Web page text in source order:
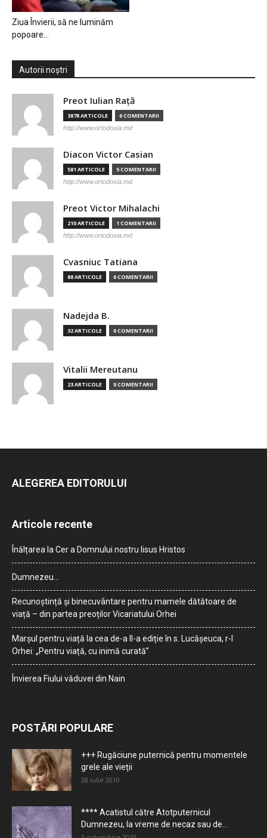
Ziua Învierii, să ne luminăm
popoare…
Autorii noștri
Preot Iulian Raţă
3878 ARTICOLE 6 COMENTARII
http://www.ortodoxia.md
Diacon Victor Casian
581 ARTICOLE 5 COMENTARII
http://www.ortodoxia.md
Preot Victor Mihalachi
210 ARTICOLE 1 COMENTARII
http://www.ortodoxia.md
Cvasniuc Tatiana
88 ARTICOLE 0 COMENTARII
Nadejda B.
32 ARTICOLE 0 COMENTARII
Vitalii Mereutanu
23 ARTICOLE 0 COMENTARII
ALEGEREA EDITORULUI
Articole recente
Înălțarea la Cer a Domnului nostru Iisus Hristos
Dumnezeu…
Recunoștință și binecuvântare pentru mamele dătătoare de
viață – din partea preoților Vicariatului Orhei
Marșul pentru viață la cea de-a II-a ediție în s. Lucășeuca, r-l
Orhei: „Pentru viață, cu inimă curată”
Învierea Fiului văduvei din Nain
POSTĂRI POPULARE
+++ Rugăciune puternică pentru momentele
grele ale vieţii
28 iulie 2010
**** Acatistul către Atotputernicul
Dumnezeu, la vreme de necaz sau de...